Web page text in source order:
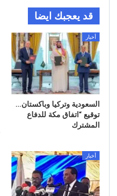
قد يعجبك ايضا
أخبار
السعودية وتركيا وباكستان…
توقيع “اتفاق مكة للدفاع
المشترك
أخبار